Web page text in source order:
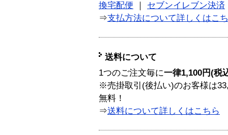
換宅配便
セブンイレブン決済
⇒支払方法について詳しくはこ
送料について
1つのご注文毎に一律1,100円(税
※売掛取引(後払い)のお客様は
無料！
⇒送料について詳しくはこちら